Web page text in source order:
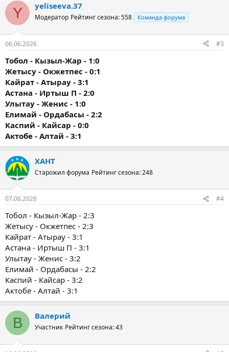
Y yeliseeva.37
Модератор Рейтинг сезона: 558 Команда форума
06.06.2026 #3
Тобол - Кызыл-Жар - 1:0
Жетысу - Окжетпес - 0:1
Кайрат - Атырау - 3:1
Астана - Иртыш П - 2:0
Улытау - Женис - 1:0
Елимай - Ордабасы - 2:2
Каспий - Кайсар - 0:0
Актобе - Алтай - 3:1
ХАНТ
Старожил форума Рейтинг сезона: 248
07.06.2026 #4
Тобол - Кызыл-Жар - 2:3
Жетысу - Окжетпес - 2:3
Кайрат - Атырау - 3:1
Астана - Иртыш П - 3:1
Улытау - Женис - 3:2
Елимай - Ордабасы - 2:2
Каспий - Кайсар - 3:2
Актобе - Алтай - 3:1
В Валерий
Участник Рейтинг сезона: 43